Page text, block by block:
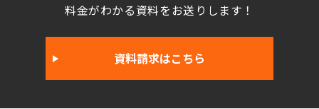
料金がわかる資料をお送りします！
資料請求はこちら